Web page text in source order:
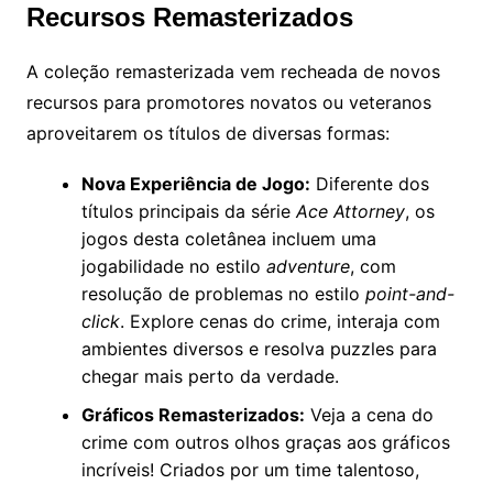
Recursos Remasterizados
A coleção remasterizada vem recheada de novos
recursos para promotores novatos ou veteranos
aproveitarem os títulos de diversas formas:
Nova Experiência de Jogo: Diferente dos
títulos principais da série Ace Attorney, os
jogos desta coletânea incluem uma
jogabilidade no estilo adventure, com
resolução de problemas no estilo point-and-
click. Explore cenas do crime, interaja com
ambientes diversos e resolva puzzles para
chegar mais perto da verdade.
Gráficos Remasterizados: Veja a cena do
crime com outros olhos graças aos gráficos
incríveis! Criados por um time talentoso,